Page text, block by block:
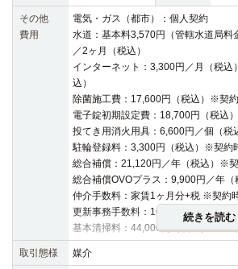
その他
費用
電気・ガス（都市）：個人契約
水道：基本料3,570円（管轄水道局料
／2ヶ月（税込）
インターネット：3,300円／月（税
込）
除菌施工費：17,600円（税込）※契
電子錠初期設定費：18,700円（税込
投てき用消火用具：6,600円／個（税
駐輪登録料：3,300円（税込）※契約
総合補償：21,120円／年（税込）※
総合補償OVOプラス：9,900円／年
仲介手数料：家賃1ヶ月分+税 ※契約
更新事務手数料：16,500円（税込）
基本清掃料：44,000円（税込）※退
続きを読む
取引態様 媒介